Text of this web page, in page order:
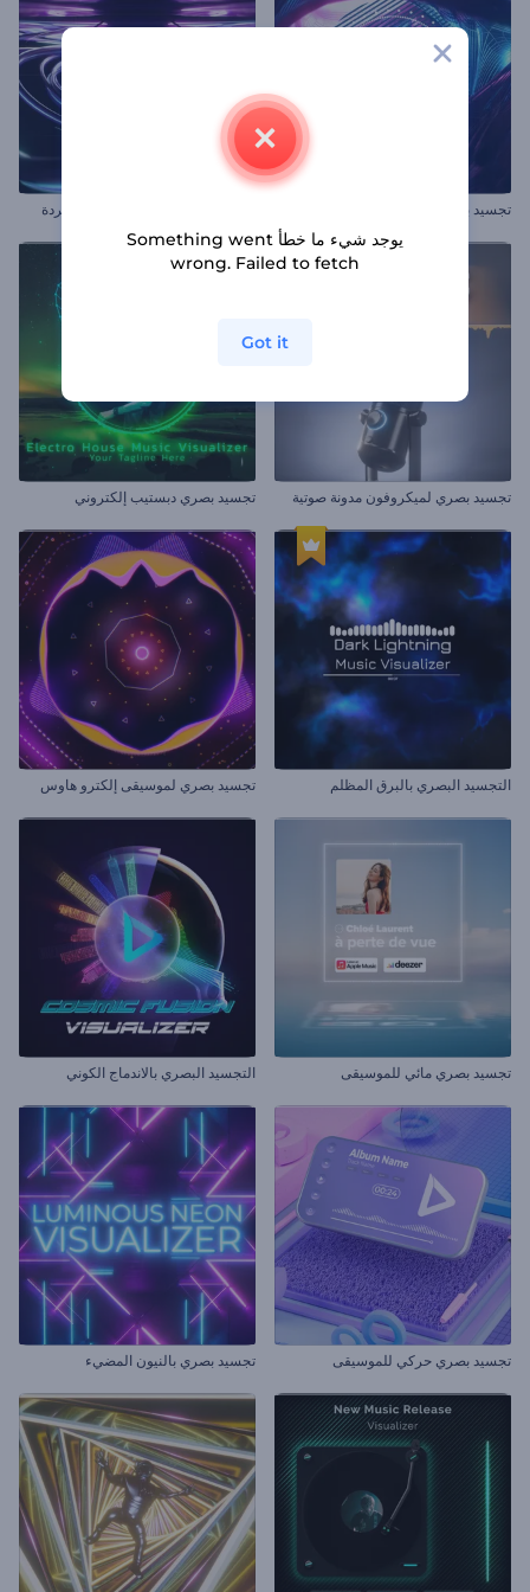
تجسيد بصري نفق مضيء تجسيد بصري بخطوط النيون المجردة
تجسيد بصري لميكروفون مدونة صوتية تجسيد بصري دبستيب إلكتروني
التجسيد البصري بالبرق المظلم تجسيد بصري لموسيقى إلكترو هاوس
تجسيد بصري مائي للموسيقى التجسيد البصري بالاندماج الكوني
تجسيد بصري حركي للموسيقى تجسيد بصري بالنيون المضيء
يوجد شيء ما خطأ Something went
wrong. Failed to fetch
Got it